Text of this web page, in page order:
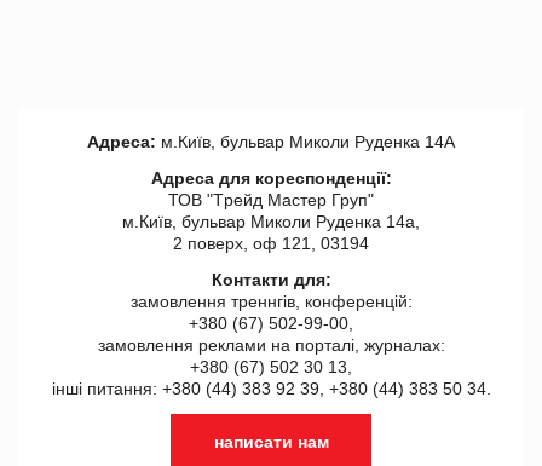
Адреса: м.Київ, бульвар Миколи Руденка 14А
Адреса для кореспонденції:
ТОВ "Tрейд Мастер Груп"
м.Київ, бульвар Миколи Руденка 14а,
2 поверх, оф 121, 03194
Контакти для:
замовлення треннгів, конференцій:
+380 (67) 502-99-00,
замовлення реклами на порталі, журналах:
+380 (67) 502 30 13,
інші питання: +380 (44) 383 92 39, +380 (44) 383 50 34.
написати нам